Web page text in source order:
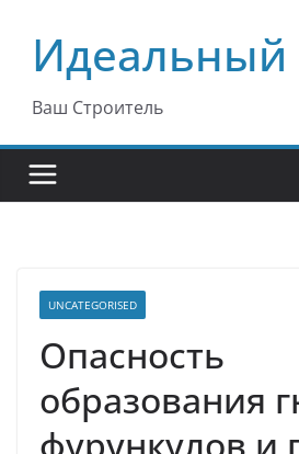
содержимому
Идеальный
Ваш Строитель
UNCATEGORISED
Опасность
образования